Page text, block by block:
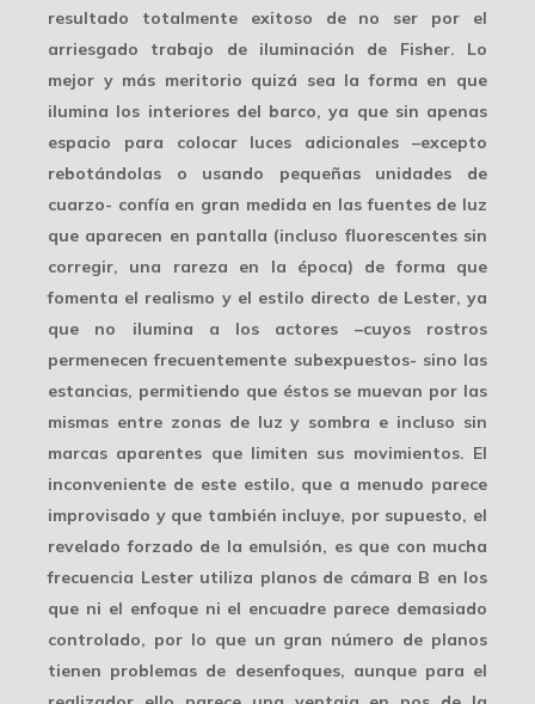
resultado totalmente exitoso de no ser por el
arriesgado trabajo de iluminación de Fisher. Lo
mejor y más meritorio quizá sea la forma en que
ilumina los interiores del barco, ya que sin apenas
espacio para colocar luces adicionales –excepto
rebotándolas o usando pequeñas unidades de
cuarzo- confía en gran medida en lasfuentes de luz
que aparecen en pantalla (incluso fluorescentes sin
corregir, una rareza en la época) de forma que
fomenta el realismo y el estilo directo de Lester, ya
que no ilumina a los actores –cuyos rostros
permenecen frecuentemente subexpuestos- sino las
estancias, permitiendo que éstos se muevan por las
mismas entre zonas de luz y sombra e incluso sin
marcas aparentes que limiten sus movimientos. El
inconveniente de este estilo, que a menudo parece
improvisado y que también incluye, por supuesto, el
revelado forzado de la emulsión, es que con mucha
frecuencia Lester utiliza planos de cámara B en los
que ni el enfoque ni el encuadre parece demasiado
controlado, por lo que un gran número de planos
tienen problemas de desenfoques, aunque para el